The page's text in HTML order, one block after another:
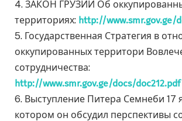
4. ЗАКОН ГРУЗИИ Об
территориях: http://www.smr.gov.ge/
5. Государственная Стратегия в
оккупированных территори
сотрудничества:
http://www.smr.gov.ge/docs/doc212.pdf
6. Выступление Питера Семнеби 17
котором он обсудил перспективы